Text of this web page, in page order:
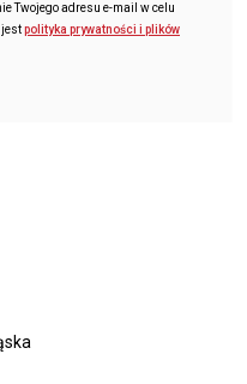
Twojego adresu e-mail w celu
jestpolityka prywatności i plików